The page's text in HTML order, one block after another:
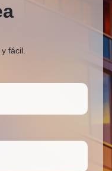
fácil.